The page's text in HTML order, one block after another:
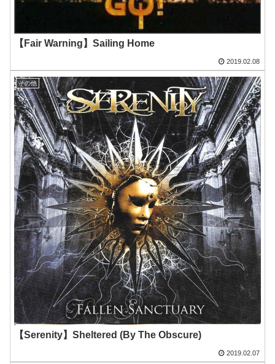
【Fair Warning】Sailing Home
2019.02.08
その他
【Serenity】Sheltered (By The Obscure)
2019.02.07